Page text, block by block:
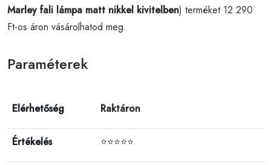
Marley fali lámpa matt nikkel kivitelben) terméket 12 290
Ft-os áron vásárolhatod meg.
Paraméterek
Elérhetőség Raktáron
Értékelés ⭐⭐⭐⭐⭐